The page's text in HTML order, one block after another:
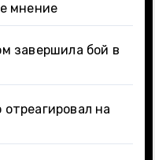
мнение
завершила бой в
на